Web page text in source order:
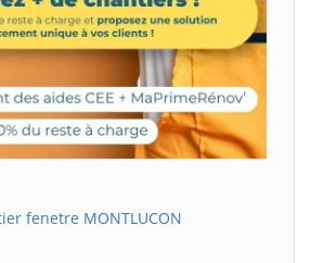
fenetre MONTLUCON